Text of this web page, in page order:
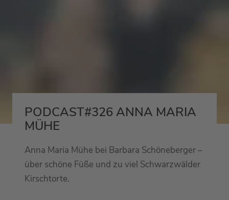
PODCAST#326 ANNA MARIA
MÜHE
Anna Maria Mühe bei Barbara Schöneberger –
über schöne Füße und zu viel Schwarzwälder
Kirschtorte.